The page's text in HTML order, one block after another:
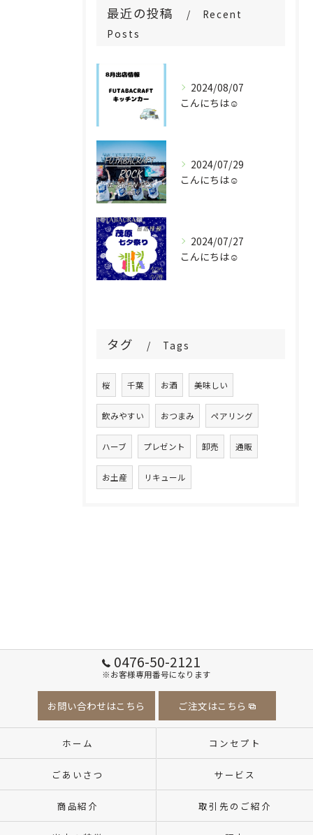
最近の投稿
Recent
Posts
2024/08/07
こんにちは☺️
2024/07/29
こんにちは☺️
2024/07/27
こんにちは☺️
タグ Tags
桜 千葉 お酒 美味しい
飲みやすい おつまみ ペアリング
ハーブ プレゼント 卸売 通販
お土産 リキュール
0476-50-2121
※お客様専用番号になります
お問い合わせはこちら ご注文はこちら
ホーム コンセプト
ごあいさつ サービス
商品紹介 取引先のご紹介